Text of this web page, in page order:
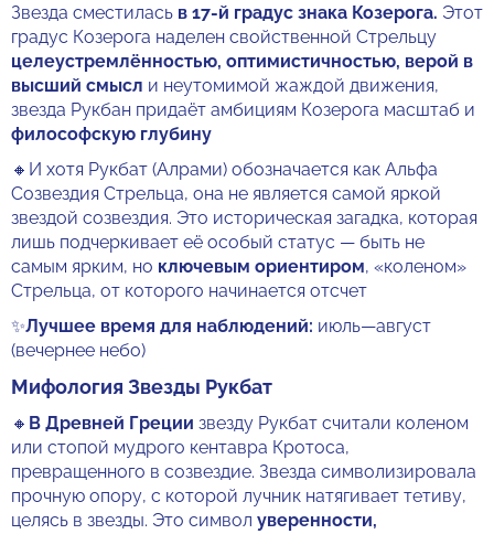
Звезда сместилась в 17-й градус знака Козерога. Этот
градус Козерога наделен свойственной Стрельцу
целеустремлённостью, оптимистичностью, верой в
высший смысл и неутомимой жаждой движения,
звезда Рукбан придаёт амбициям Козерога масштаб и
философскую глубину
🔸И хотя Рукбат (Алрами) обозначается как Альфа
Созвездия Стрельца, она не является самой яркой
звездой созвездия. Это историческая загадка, которая
лишь подчеркивает её особый статус — быть не
самым ярким, но ключевым ориентиром, «коленом»
Стрельца, от которого начинается отсчет
✨Лучшее время для наблюдений: июль—август
(вечернее небо)
Мифология Звезды Рукбат
🔸 В Древней Греции звезду Рукбат считали коленом
или стопой мудрого кентавра Кротоса,
превращенного в созвездие. Звезда символизировала
прочную опору, с которой лучник натягивает тетиву,
целясь в звезды. Это символ уверенности,